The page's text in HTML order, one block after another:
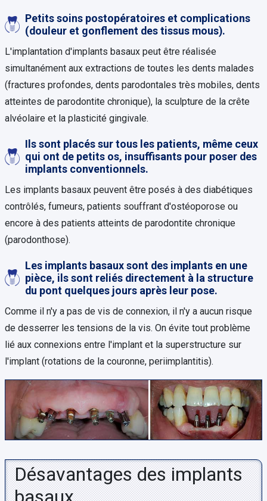
Petits soins postopératoires et complications
(douleur et gonflement des tissus mous).
L'implantation d'implants basaux peut être réalisée
simultanément aux extractions de toutes les dents malades
(fractures profondes, dents parodontales très mobiles, dents
atteintes de parodontite chronique), la sculpture de la crête
alvéolaire et la plasticité gingivale.
Ils sont placés sur tous les patients, même ceux
qui ont de petits os, insuffisants pour poser des
implants conventionnels.
Les implants basaux peuvent être posés à des diabétiques
contrôlés, fumeurs, patients souffrant d'ostéoporose ou
encore à des patients atteints de parodontite chronique
(parodonthose).
Les implants basaux sont des implants en une
pièce, ils sont reliés directement à la structure
du pont quelques jours après leur pose.
Comme il n'y a pas de vis de connexion, il n'y a aucun risque
de desserrer les tensions de la vis. On évite tout problème
lié aux connexions entre l'implant et la superstructure sur
l'implant (rotations de la couronne, periimplantitis).
Désavantages des implants